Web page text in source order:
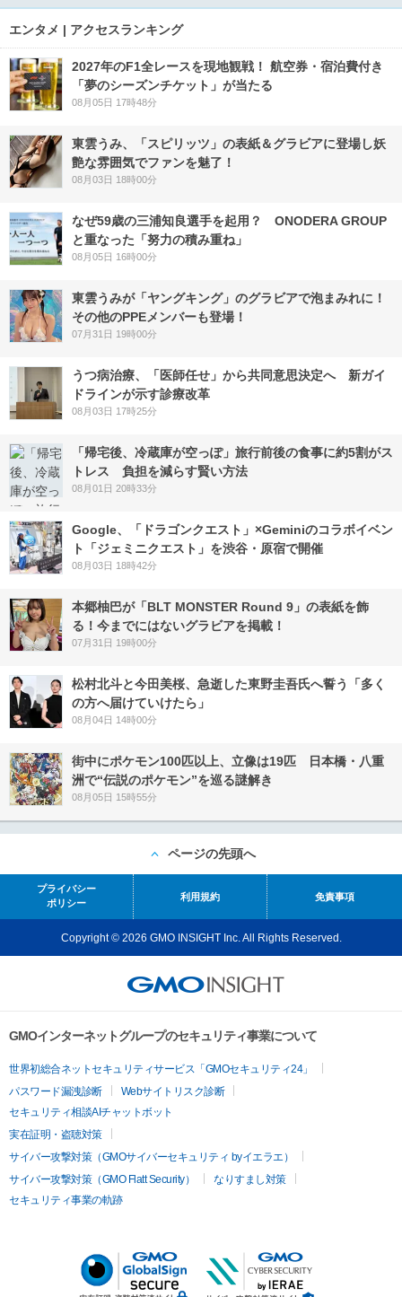
エンタメ | アクセスランキング
2027年のF1全レースを現地観戦！ 航空券・宿泊費付き
「夢のシーズンチケット」が当たる
08月05日 17時48分
東雲うみ、「スピリッツ」の表紙＆グラビアに登場し妖
艶な雰囲気でファンを魅了！
08月03日 18時00分
なぜ59歳の三浦知良選手を起用？ ONODERA GROUP
と重なった「努力の積み重ね」
08月05日 16時00分
東雲うみが「ヤングキング」のグラビアで泡まみれに！
その他のPPEメンバーも登場！
07月31日 19時00分
うつ病治療、「医師任せ」から共同意思決定へ 新ガイ
ドラインが示す診療改革
08月03日 17時25分
「帰宅後、冷蔵庫が空っぽ」旅行前後の食事に約5割がス
トレス 負担を減らす賢い方法
08月01日 20時33分
Google、「ドラゴンクエスト」×Geminiのコラボイベン
ト「ジェミニクエスト」を渋谷・原宿で開催
08月03日 18時42分
本郷柚巴が「BLT MONSTER Round 9」の表紙を飾
る！今までにはないグラビアを掲載！
07月31日 19時00分
松村北斗と今田美桜、急逝した東野圭吾氏へ誓う「多く
の方へ届けていけたら」
08月04日 14時00分
街中にポケモン100匹以上、立像は19匹 日本橋・八重
洲で“伝説のポケモン”を巡る謎解き
08月05日 15時55分
ページの先頭へ
プライバシー
ポリシー
利用規約 免責事項
Copyright © 2026 GMO INSIGHT Inc. All Rights Reserved.
GMOインターネットグループのセキュリティ事業について
世界初総合ネットセキュリティサービス「GMOセキュリティ24」
パスワード漏洩診断
Webサイトリスク診断
セキュリティ相談AIチャットボット
実在証明・盗聴対策
サイバー攻撃対策（GMOサイバーセキュリティ byイエラエ）
サイバー攻撃対策（GMO Flatt Security）
なりすまし対策
セキュリティ事業の軌跡